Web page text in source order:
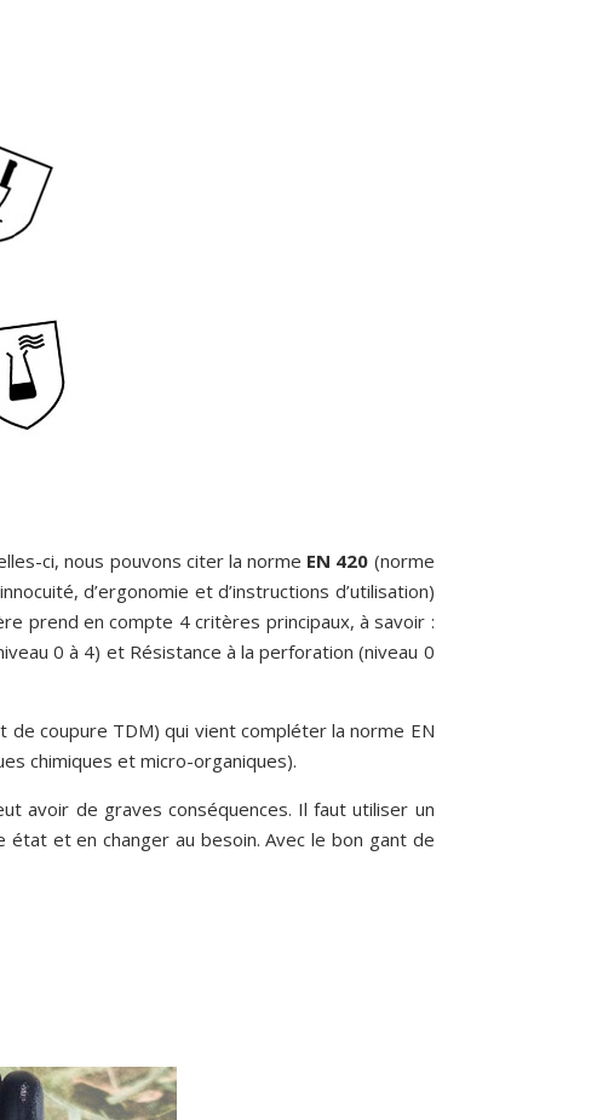
ci, nous pouvons citer la norme EN 420 (norme
d’ergonomie et d’instructions d’utilisation)
prend en compte 4 critères principaux, à savoir :
0 à 4) et Résistance à la perforation (niveau 0
coupure TDM) qui vient compléter la norme EN
chimiques et micro-organiques).
avoir de graves conséquences. Il faut utiliser un
et en changer au besoin. Avec le bon gant de